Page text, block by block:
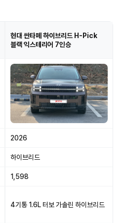
현대 싼타페 하이브리드 H-Pick
블랙 익스테리어 7인승
2026
하이브리드
1,598
4기통 1.6L 터보 가솔린 하이브리드